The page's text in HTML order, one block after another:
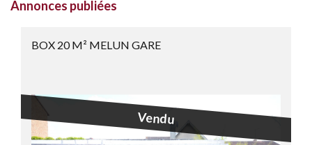
Annonces publiées
BOX 20 M² MELUN GARE
Vendu